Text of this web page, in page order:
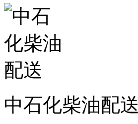
中石化柴油配送